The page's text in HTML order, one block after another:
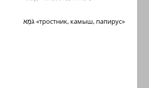
גֹמֶא «тростник, камыш, папирус»